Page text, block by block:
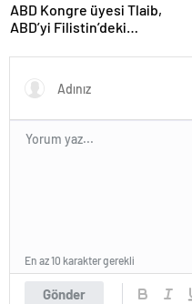
ABD Kongre üyesi Tlaib,
ABD’yi Filistin’deki
olmakla itham etti
Gönder
En az 10 karakter gerekli